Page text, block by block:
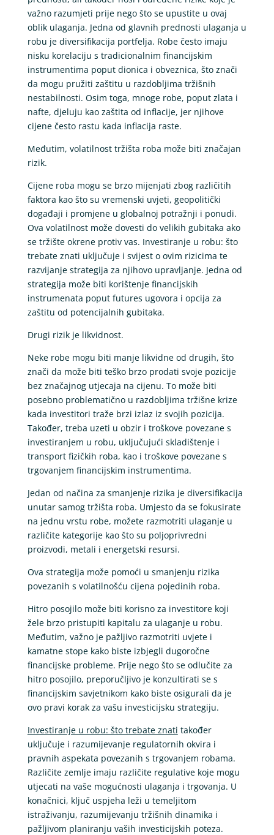
važno razumjeti prije nego što se upustite u ovaj
oblik ulaganja. Jedna od glavnih prednosti ulaganja u
robu je diversifikacija portfelja. Robe često imaju
nisku korelaciju s tradicionalnim financijskim
instrumentima poput dionica i obveznica, što znači
da mogu pružiti zaštitu u razdobljima tržišnih
nestabilnosti. Osim toga, mnoge robe, poput zlata i
nafte, djeluju kao zaštita od inflacije, jer njihove
cijene često rastu kada inflacija raste.
Međutim, volatilnost tržišta roba može biti značajan
rizik.
Cijene roba mogu se brzo mijenjati zbog različitih
faktora kao što su vremenski uvjeti, geopolitički
događaji i promjene u globalnoj potražnji i ponudi.
Ova volatilnost može dovesti do velikih gubitaka ako
se tržište okrene protiv vas. Investiranje u robu: što
trebate znati uključuje i svijest o ovim rizicima te
razvijanje strategija za njihovo upravljanje. Jedna od
strategija može biti korištenje financijskih
instrumenata poput futures ugovora i opcija za
zaštitu od potencijalnih gubitaka.
Drugi rizik je likvidnost.
Neke robe mogu biti manje likvidne od drugih, što
znači da može biti teško brzo prodati svoje pozicije
bez značajnog utjecaja na cijenu. To može biti
posebno problematično u razdobljima tržišne krize
kada investitori traže brzi izlaz iz svojih pozicija.
Također, treba uzeti u obzir i troškove povezane s
investiranjem u robu, uključujući skladištenje i
transport fizičkih roba, kao i troškove povezane s
trgovanjem financijskim instrumentima.
Jedan od načina za smanjenje rizika je diversifikacija
unutar samog tržišta roba. Umjesto da se fokusirate
na jednu vrstu robe, možete razmotriti ulaganje u
različite kategorije kao što su poljoprivredni
proizvodi, metali i energetski resursi.
Ova strategija može pomoći u smanjenju rizika
povezanih s volatilnošću cijena pojedinih roba.
Hitro posojilo može biti korisno za investitore koji
žele brzo pristupiti kapitalu za ulaganje u robu.
Međutim, važno je pažljivo razmotriti uvjete i
kamatne stope kako biste izbjegli dugoročne
financijske probleme. Prije nego što se odlučite za
hitro posojilo, preporučljivo je konzultirati se s
financijskim savjetnikom kako biste osigurali da je
ovo pravi korak za vašu investicijsku strategiju.
Investiranje u robu: što trebate znati također
uključuje i razumijevanje regulatornih okvira i
pravnih aspekata povezanih s trgovanjem robama.
Različite zemlje imaju različite regulative koje mogu
utjecati na vaše mogućnosti ulaganja i trgovanja. U
konačnici, ključ uspjeha leži u temeljitom
istraživanju, razumijevanju tržišnih dinamika i
pažljivom planiranju vaših investicijskih poteza.